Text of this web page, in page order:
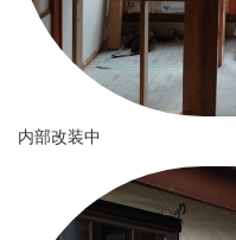
内部改装中